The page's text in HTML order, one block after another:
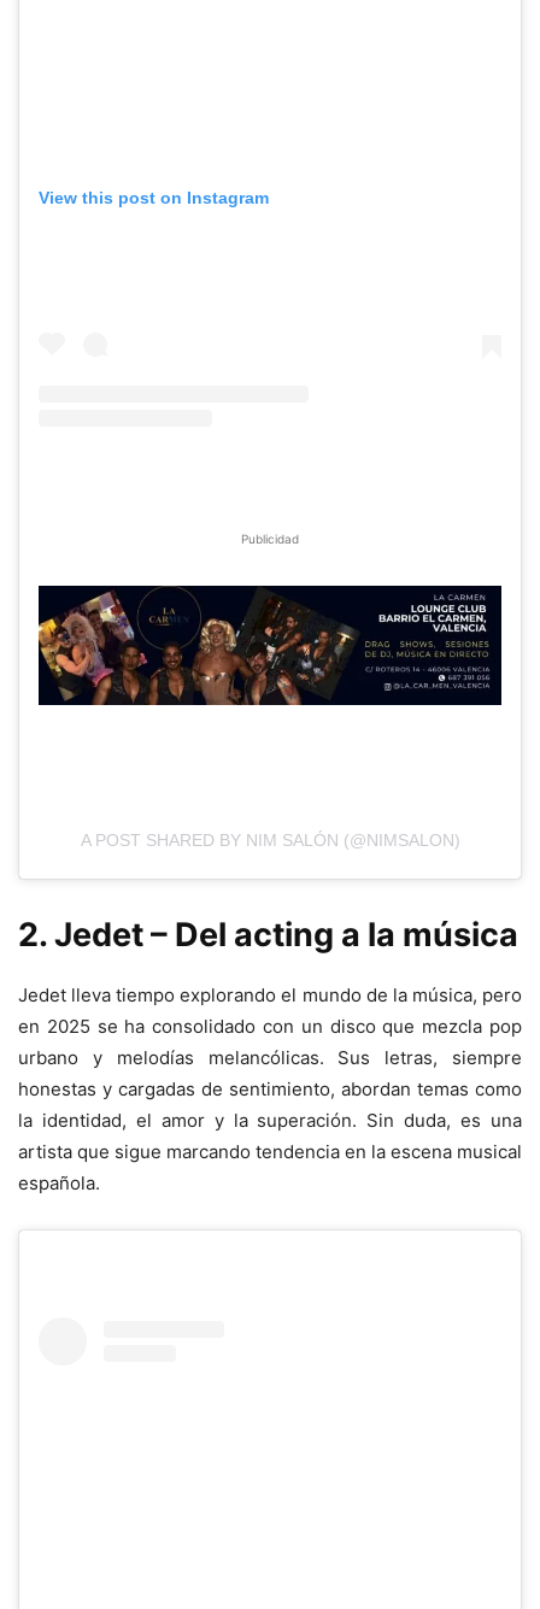
View this post on Instagram
Publicidad
A POST SHARED BY NIM SALÓN (@NIMSALON)
2. Jedet – Del acting a la música
Jedet lleva tiempo explorando el mundo de la música, pero
en 2025 se ha consolidado con un disco que mezcla pop
urbano y melodías melancólicas. Sus letras, siempre
honestas y cargadas de sentimiento, abordan temas como
la identidad, el amor y la superación. Sin duda, es una
artista que sigue marcando tendencia en la escena musical
española.